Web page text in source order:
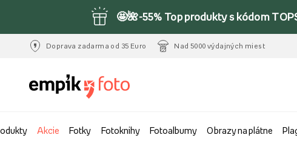
🤩🌺-55% Top produkty s kódom
Doprava zadarma od 35 Euro Nad 5000 výdajných miest
Akcie Fotky Fotoknihy Fotoalbumy Obrazy na plátne